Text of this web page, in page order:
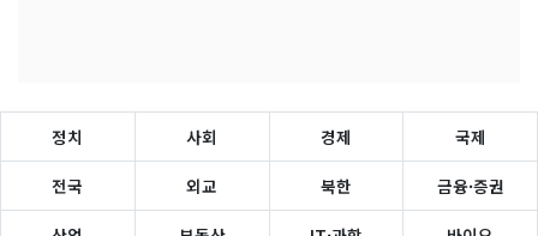
정치 사회 경제 국제
전국 외교 북한 금융·증권